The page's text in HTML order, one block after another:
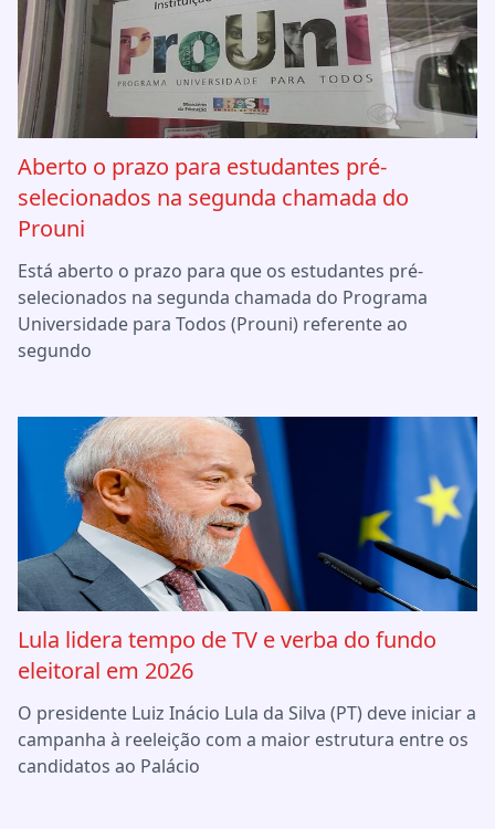
Aberto o prazo para estudantes pré-
selecionados na segunda chamada do
Prouni
Está aberto o prazo para que os estudantes pré-
selecionados na segunda chamada do Programa
Universidade para Todos (Prouni) referente ao
segundo
Lula lidera tempo de TV e verba do fundo
eleitoral em 2026
O presidente Luiz Inácio Lula da Silva (PT) deve iniciar a
campanha à reeleição com a maior estrutura entre os
candidatos ao Palácio